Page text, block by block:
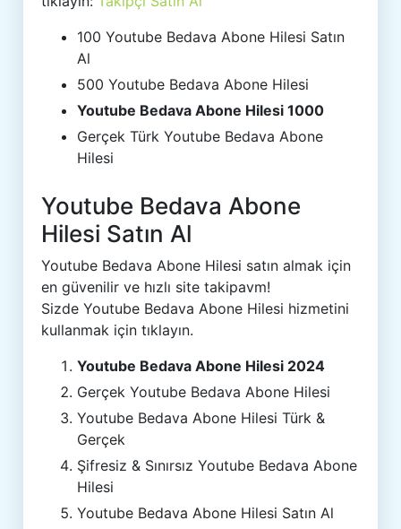
100 Youtube Bedava Abone Hilesi Satın
Al
500 Youtube Bedava Abone Hilesi
Youtube Bedava Abone Hilesi 1000
Gerçek Türk Youtube Bedava Abone
Hilesi
Youtube Bedava Abone
Hilesi Satın Al
Youtube Bedava Abone Hilesi satın almak için
en güvenilir ve hızlı site takipavm!
Sizde Youtube Bedava Abone Hilesi hizmetini
kullanmak için tıklayın.
Youtube Bedava Abone Hilesi 2024
Gerçek Youtube Bedava Abone Hilesi
Youtube Bedava Abone Hilesi Türk &
Gerçek
Şifresiz & Sınırsız Youtube Bedava Abone
Hilesi
Youtube Bedava Abone Hilesi Satın Al